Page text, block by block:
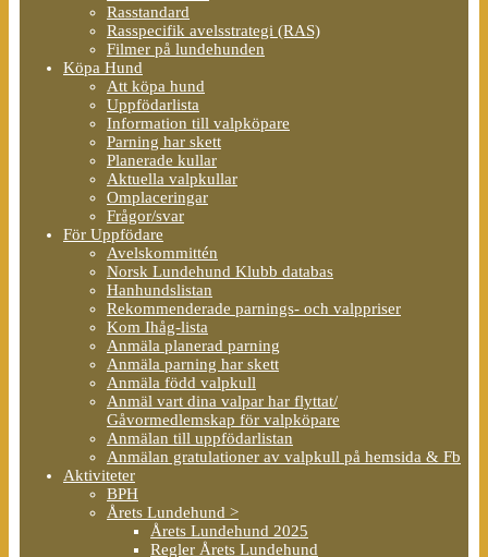
Rasstandard
Rasspecifik avelsstrategi (RAS)
Filmer på lundehunden
Köpa Hund
Att köpa hund
Uppfödarlista
Information till valpköpare
Parning har skett
Planerade kullar
Aktuella valpkullar
Omplaceringar
Frågor/svar
För Uppfödare
Avelskommittén
Norsk Lundehund Klubb databas
Hanhundslistan
Rekommenderade parnings- och valppriser
Kom Ihåg-lista
Anmäla planerad parning
Anmäla parning har skett
Anmäla född valpkull
Anmäl vart dina valpar har flyttat/
Gåvormedlemskap för valpköpare
Anmälan till uppfödarlistan
Anmälan gratulationer av valpkull på hemsida & Fb
Aktiviteter
BPH
Årets Lundehund >
Årets Lundehund 2025
Regler Årets Lundehund